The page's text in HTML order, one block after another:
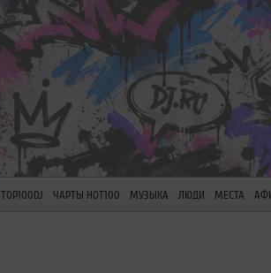
TOP100DJ ЧАРТЫ HOT100 МУЗЫКА ЛЮДИ МЕСТА